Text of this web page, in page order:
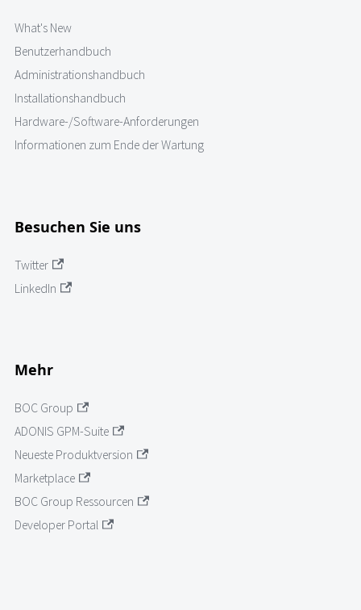
What's New
Benutzerhandbuch
Administrationshandbuch
Installationshandbuch
Hardware-/Software-Anforderungen
Informationen zum Ende der Wartung
Besuchen Sie uns
Twitter
LinkedIn
Mehr
BOC Group
ADONIS GPM-Suite
Neueste Produktversion
Marketplace
BOC Group Ressourcen
Developer Portal